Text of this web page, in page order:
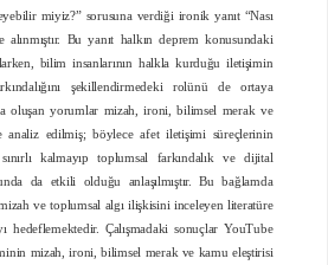
miyiz?” sorusuna verdiği ironik yanıt “Nası
alınmıştır. Bu yanıt halkın deprem konusundaki
bilim insanlarının halkla kurduğu iletişimin
şekillendirmedeki rolünü de ortaya
oluşan yorumlar mizah, ironi, bilimsel merak ve
analiz edilmiş; böylece afet iletişimi süreçlerinin
kalmayıp toplumsal farkındalık ve dijital
da etkili olduğu anlaşılmıştır. Bu bağlamda
ve toplumsal algı ilişkisini inceleyen literatüre
hedeflemektedir. Çalışmadaki sonuçlar YouTube
mizah, ironi, bilimsel merak ve kamu eleştirisi